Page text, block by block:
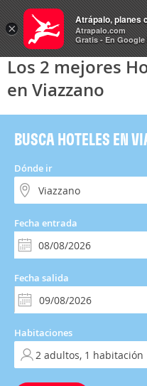
Hoteles
Los 2 mejores
en Viazzano
BUSCA HOTELES EN
Dónde ir
Fecha entrada
Fecha salida
Habitaciones
×
Atrápalo, planes
Atrapalo.com
Gratis - En Google